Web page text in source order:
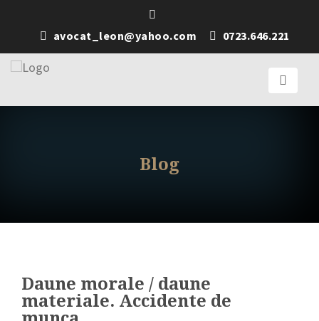
avocat_leon@yahoo.com 0723.646.221
Blog
Daune morale / daune
materiale. Accidente de